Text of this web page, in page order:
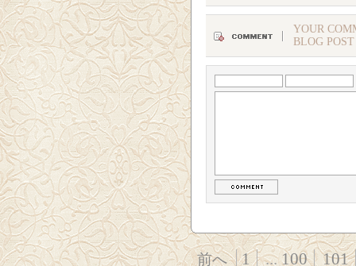
YOUR
BLOG POST
前へ 1 ... 100 101